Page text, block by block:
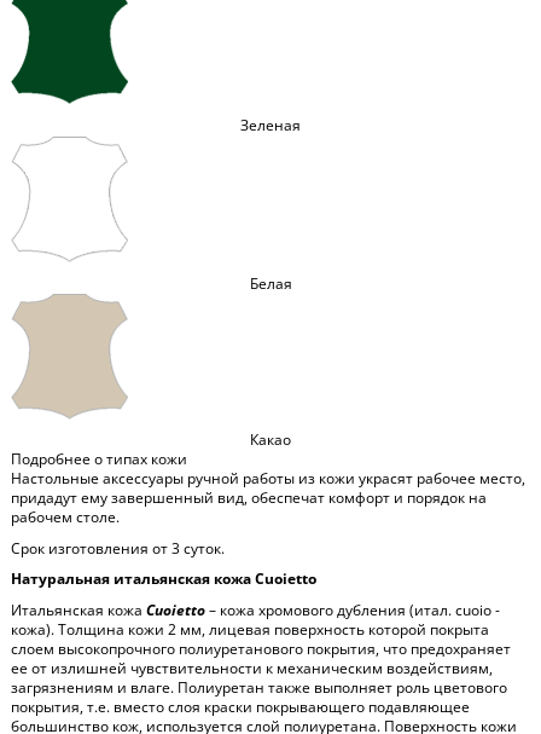
Зеленая
Белая
Какао
Подробнее о типах кожи
Настольные аксессуары ручной работы из кожи украсят рабочее место,
придадут ему завершенный вид, обеспечат комфорт и порядок на
рабочем столе.
Срок изготовления от 3 суток.
Натуральная итальянская кожа Cuoietto
Итальянская кожа Cuoietto– кожа хромового дубления (итал. cuoio -
кожа). Толщина кожи 2 мм, лицевая поверхность которой покрыта
слоем высокопрочного полиуретанового покрытия, что предохраняет
ее от излишней чувствительности к механическим воздействиям,
загрязнениям и влаге. Полиуретан также выполняет роль цветового
покрытия, т.е. вместо слоя краски покрывающего подавляющее
большинство кож, используется слой полиуретана. Поверхность кожи